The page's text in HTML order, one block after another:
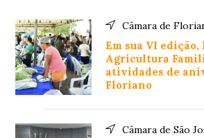
Câmara de
Em sua VI edição,
Agricultura
atividades de
Floriano
Câmara de São